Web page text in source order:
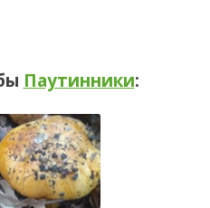
Паутинники: